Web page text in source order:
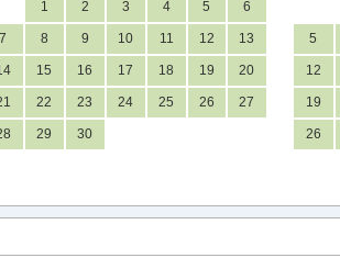
1 2 3 4 5 6
7 8 9 10 11 12 13
15 16 17 18 19 20
22 23 24 25 26 27
29 30
5
12
19
26